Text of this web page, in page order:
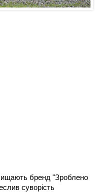
бренд "Зроблено
суворість